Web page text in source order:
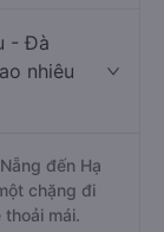
- Đà
nhiêu
đến Hạ
một chặng đi
mái.